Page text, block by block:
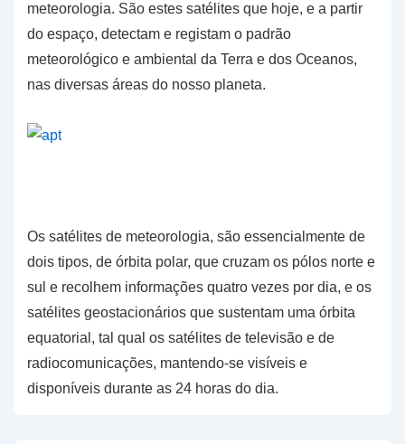
meteorologia. São estes satélites que hoje, e a partir
do espaço, detectam e registam o padrão
meteorológico e ambiental da Terra e dos Oceanos,
nas diversas áreas do nosso planeta.
Os satélites de meteorologia, são essencialmente de
dois tipos, de órbita polar, que cruzam os pólos norte e
sul e recolhem informações quatro vezes por dia, e os
satélites geostacionários que sustentam uma órbita
equatorial, tal qual os satélites de televisão e de
radiocomunicações, mantendo-se visíveis e
disponíveis durante as 24 horas do dia.